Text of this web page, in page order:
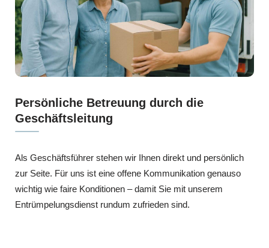
Persönliche Betreuung durch die
Geschäftsleitung
Als Geschäftsführer stehen wir Ihnen direkt und persönlich
zur Seite. Für uns ist eine offene Kommunikation genauso
wichtig wie faire Konditionen – damit Sie mit unserem
Entrümpelungsdienst rundum zufrieden sind.